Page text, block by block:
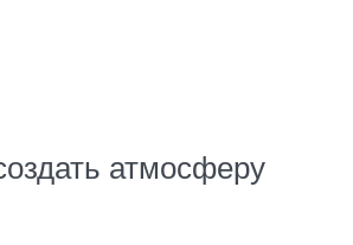
атмосферу